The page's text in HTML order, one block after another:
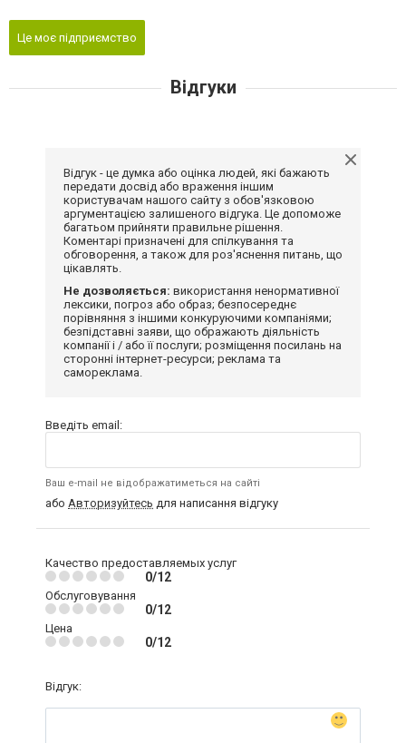
Це моє підприємство
Відгуки
Відгук - це думка або оцінка людей, які бажають
передати досвід або враження іншим
користувачам нашого сайту з обов'язковою
аргументацією залишеного відгука. Це допоможе
багатьом прийняти правильне рішення.
Коментарі призначені для спілкування та
обговорення, а також для роз'яснення питань, що
цікавлять.
Не дозволяється: використання ненормативної
лексики, погроз або образ; безпосереднє
порівняння з іншими конкуруючими компаніями;
безпідставні заяви, що ображають діяльність
компанії і / або її послуги; розміщення посилань на
сторонні інтернет-ресурси; реклама та
самореклама.
Введіть email:
Ваш e-mail не відображатиметься на сайті
або Авторизуйтесь для написання відгуку
Качество предоставляемых услуг
0/12
Обслуговування
0/12
Цена
0/12
Відгук: